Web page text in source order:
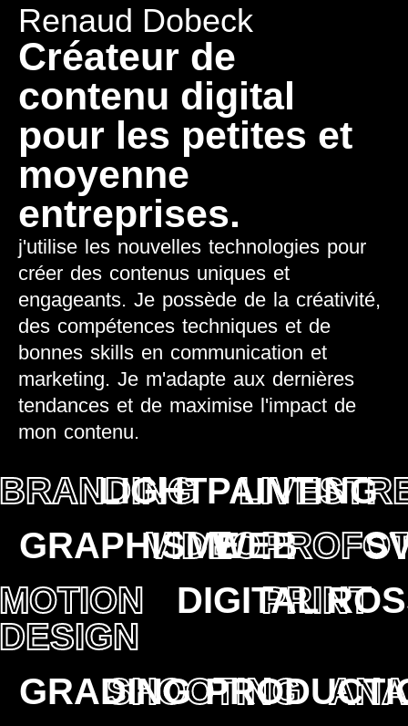
Renaud Dobeck
Créateur de
contenu digital
pour les petites et
moyenne
entreprises.
j'utilise les nouvelles technologies pour
créer des contenus uniques et
engageants. Je possède de la créativité,
des compétences techniques et de
bonnes skills en communication et
marketing. Je m'adapte aux dernières
tendances et de maximise l'impact de
mon contenu.
BRANDINGLIGHTPAINTING
GRAPHISME
VIDEO
WEB
MOTION
DESIGN
DIGITAL
PRINT
GRADINGSHOOTING